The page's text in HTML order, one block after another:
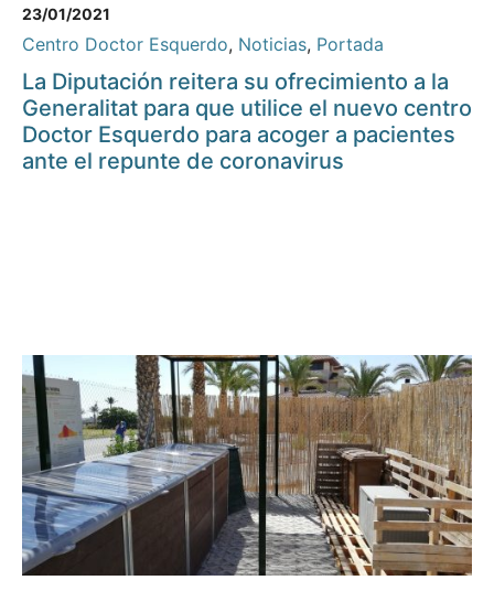
23/01/2021
Centro Doctor Esquerdo, Noticias, Portada
La Diputación reitera su ofrecimiento a la
Generalitat para que utilice el nuevo centro
Doctor Esquerdo para acoger a pacientes
ante el repunte de coronavirus